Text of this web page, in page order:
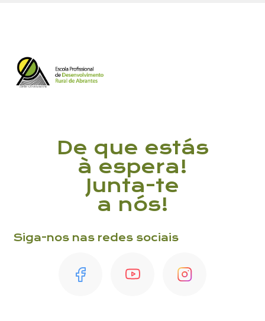
De que estás
à espera!
Junta-te
a nós!
Siga-nos nas redes sociais